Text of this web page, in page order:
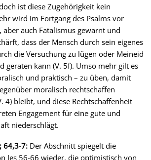
ist diese Zugehörigkeit kein
wird im Fortgang des Psalms vor
aber auch Fatalismus gewarnt und
dass der Mensch durch sein eigenes
die Versuchung zu lügen oder Meineid
geraten kann (V. 5f). Umso mehr gilt es
und praktisch – zu üben, damit
moralisch rechtschaffen
4) bleibt, und diese Rechtschaffenheit
Engagement für eine gute und
niederschlägt.
64,3-7: Der Abschnitt spiegelt die
Jes 56-66 wieder, die optimistisch von